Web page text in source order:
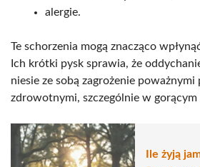
alergie.
Te schorzenia mogą znacząco
Ich krótki pysk sprawia, że
niesie ze sobą zagrożenie poważnymi
zdrowotnymi, szczególnie w gorącym
Ile żyją